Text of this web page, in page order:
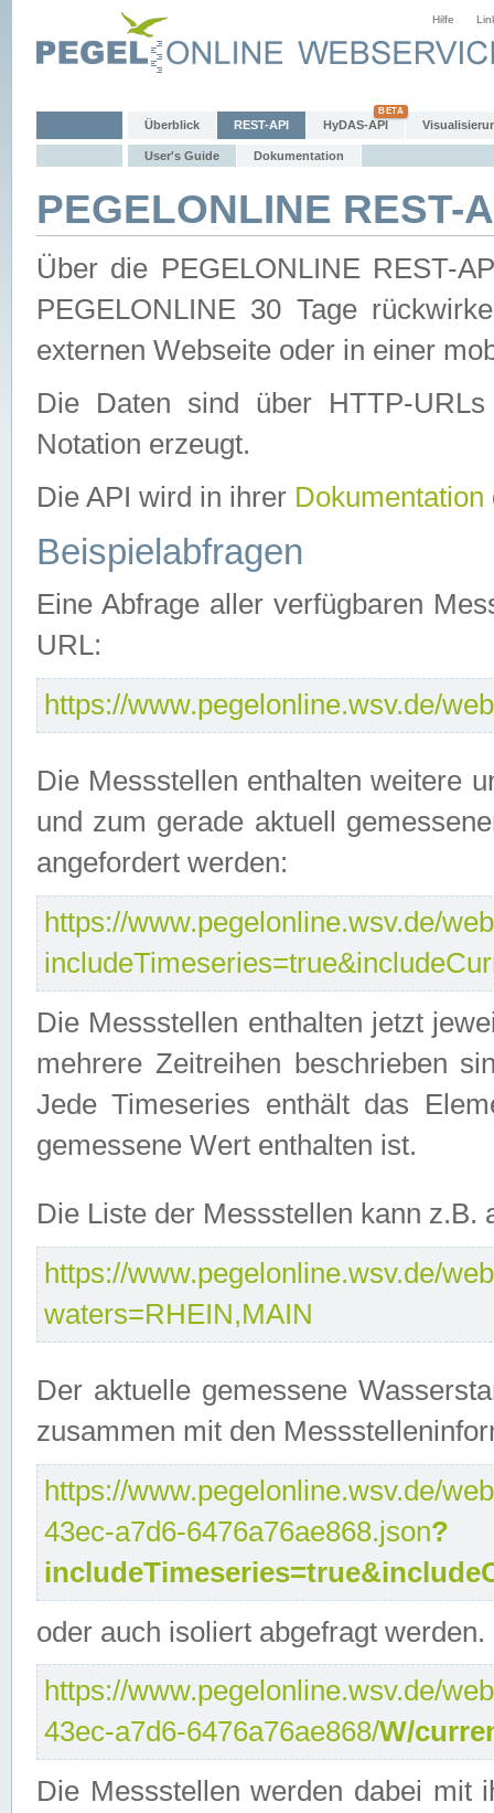
Hilfe
Überblick REST-API HyDAS-API
User's Guide Dokumentation
PEGELONLINE REST-
Über die PEGELONLINE REST-
PEGELONLINE 30 Tage
externen Webseite oder in einer
Die Daten sind über HTTP-
Notation erzeugt.
Die API wird in ihrer Dokumentation
Beispielabfragen
Eine Abfrage aller verfügbaren
URL:
https://www.pegelonline.wsv.de/
Die Messstellen enthalten weitere
und zum gerade aktuell
angefordert werden:
https://www.pegelonline.wsv.de/
Die Messstellen enthalten jetzt
mehrere Zeitreihen beschrieben
Jede Timeseries enthält das
gemessene Wert enthalten ist.
Die Liste der Messstellen kann
https://www.pegelonline.wsv.de/
waters=RHEIN,MAIN
Der aktuelle gemessene
zusammen mit den
https://www.pegelonline.wsv.de/
43ec-a7d6-6476a76ae868.json?
oder auch isoliert abgefragt werden.
https://www.pegelonline.wsv.de/
43ec-a7d6-6476a76ae868/W/
Die Messstellen werden dabei mit